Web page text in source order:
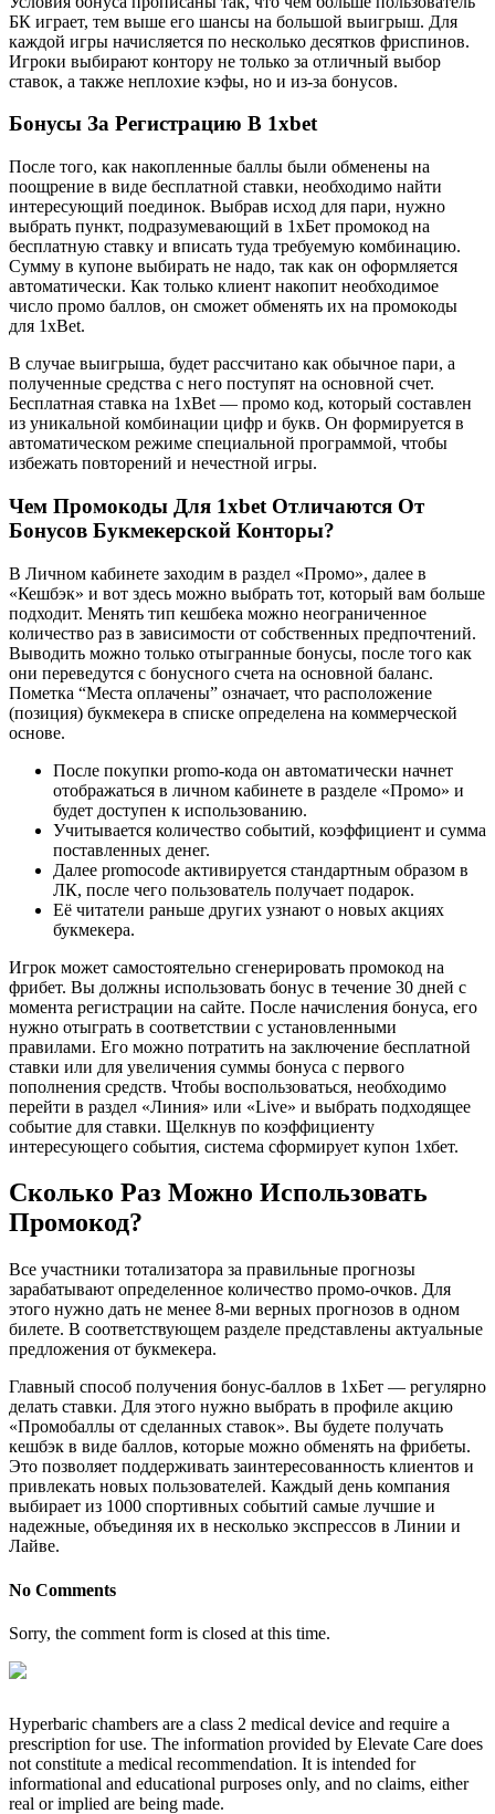
БК играет, тем выше его шансы на большой выигрыш. Для
каждой игры начисляется по несколько десятков фриспинов.
Игроки выбирают контору не только за отличный выбор
ставок, а также неплохие кэфы, но и из-за бонусов.
Бонусы За Регистрацию В 1xbet
После того, как накопленные баллы были обменены на
поощрение в виде бесплатной ставки, необходимо найти
интересующий поединок. Выбрав исход для пари, нужно
выбрать пункт, подразумевающий в 1хБет промокод на
бесплатную ставку и вписать туда требуемую комбинацию.
Сумму в купоне выбирать не надо, так как он оформляется
автоматически. Как только клиент накопит необходимое
число промо баллов, он сможет обменять их на промокоды
для 1xBet.
В случае выигрыша, будет рассчитано как обычное пари, а
полученные средства с него поступят на основной счет.
Бесплатная ставка на 1xBet — промо код, который составлен
из уникальной комбинации цифр и букв. Он формируется в
автоматическом режиме специальной программой, чтобы
избежать повторений и нечестной игры.
Чем Промокоды Для 1xbet Отличаются От
Бонусов Букмекерской Конторы?
В Личном кабинете заходим в раздел «Промо», далее в
«Кешбэк» и вот здесь можно выбрать тот, который вам больше
подходит. Менять тип кешбека можно неограниченное
количество раз в зависимости от собственных предпочтений.
Выводить можно только отыгранные бонусы, после того как
они переведутся с бонусного счета на основной баланс.
Пометка “Места оплачены” означает, что расположение
(позиция) букмекера в списке определена на коммерческой
основе.
После покупки promo-кода он автоматически начнет
отображаться в личном кабинете в разделе «Промо» и
будет доступен к использованию.
Учитывается количество событий, коэффициент и сумма
поставленных денег.
Далее promocode активируется стандартным образом в
ЛК, после чего пользователь получает подарок.
Её читатели раньше других узнают о новых акциях
букмекера.
Игрок может самостоятельно сгенерировать промокод на
фрибет. Вы должны использовать бонус в течение 30 дней с
момента регистрации на сайте. После начисления бонуса, его
нужно отыграть в соответствии с установленными
правилами. Его можно потратить на заключение бесплатной
ставки или для увеличения суммы бонуса с первого
пополнения средств. Чтобы воспользоваться, необходимо
перейти в раздел «Линия» или «Live» и выбрать подходящее
событие для ставки. Щелкнув по коэффициенту
интересующего события, система сформирует купон 1хбет.
Сколько Раз Можно Использовать
Промокод?
Все участники тотализатора за правильные прогнозы
зарабатывают определенное количество промо-очков. Для
этого нужно дать не менее 8-ми верных прогнозов в одном
билете. В соответствующем разделе представлены актуальные
предложения от букмекера.
Главный способ получения бонус-баллов в 1xБет — регулярно
делать ставки. Для этого нужно выбрать в профиле акцию
«Промобаллы от сделанных ставок». Вы будете получать
кешбэк в виде баллов, которые можно обменять на фрибеты.
Это позволяет поддерживать заинтересованность клиентов и
привлекать новых пользователей. Каждый день компания
выбирает из 1000 спортивных событий самые лучшие и
надежные, объединяя их в несколько экспрессов в Линии и
Лайве.
No Comments
Sorry, the comment form is closed at this time.
Hyperbaric chambers are a class 2 medical device and require a
prescription for use. The information provided by Elevate Care does
not constitute a medical recommendation. It is intended for
informational and educational purposes only, and no claims, either
real or implied are being made.